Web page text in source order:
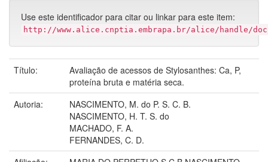
Use este identificador para citar ou linkar para este item:
http://www.alice.cnptia.embrapa.br/alice/handle/
Título:
Avaliação de acessos de Stylosanthes: Ca, P,
proteína bruta e matéria seca.
Autoria:
NASCIMENTO, M. do P. S. C. B.
NASCIMENTO, H. T. S. do
MACHADO, F. A.
FERNANDES, C. D.